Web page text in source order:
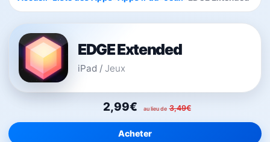
EDGE Extended
iPad / Jeux
2,99€ au lieu de 3,49€
Acheter